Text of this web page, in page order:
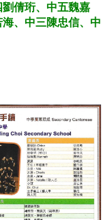
倩珩、 中五魏嘉
、中三陳忠信、 中